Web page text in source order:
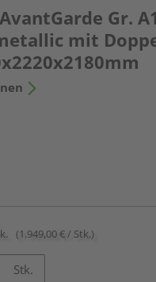
Gr. A1
mit
(1.949,00 € / Stk.)
Stk.